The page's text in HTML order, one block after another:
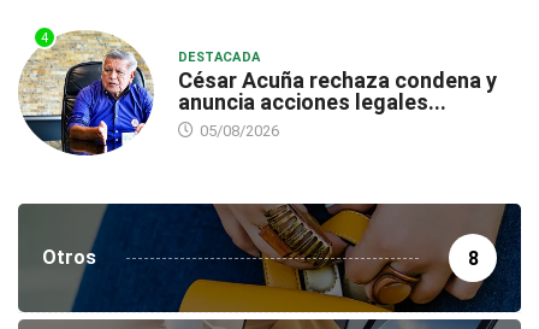
4
DESTACADA
César Acuña rechaza condena y
anuncia acciones legales...
05/08/2026
Otros 8